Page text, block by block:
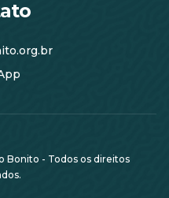
Bonito - Todos os direitos